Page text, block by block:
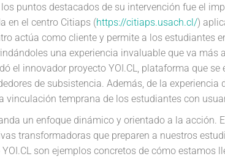
puntos destacados de su intervención fue el
en el centro Citiaps (https://citiaps.usach.cl/)
actúa como cliente y permite a los estudiantes
una experiencia invaluable que va más
el innovador proyecto YOI.CL, plataforma que
de subsistencia. Además, de la
vinculación temprana de los estudiantes con
un enfoque dinámico y orientado a la acción.
transformadoras que preparen a nuestros
son ejemplos concretos de cómo estamos